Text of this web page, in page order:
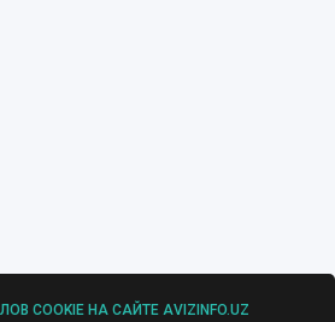
COOKIE НА САЙТЕ AVIZINFO.UZ